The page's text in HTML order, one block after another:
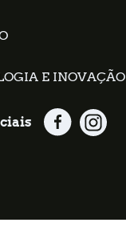
E INOVAÇÃO